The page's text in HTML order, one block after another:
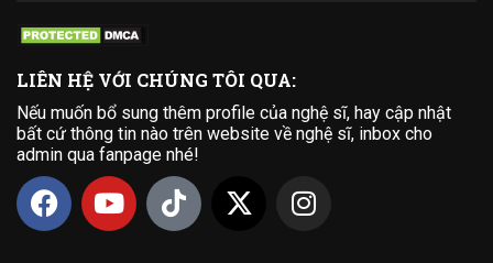
LIÊN HỆ VỚI CHÚNG TÔI QUA:
Nếu muốn bổ sung thêm profile của nghệ sĩ, hay cập nhật
bất cứ thông tin nào trên website về nghệ sĩ, inbox cho
admin qua fanpage nhé!